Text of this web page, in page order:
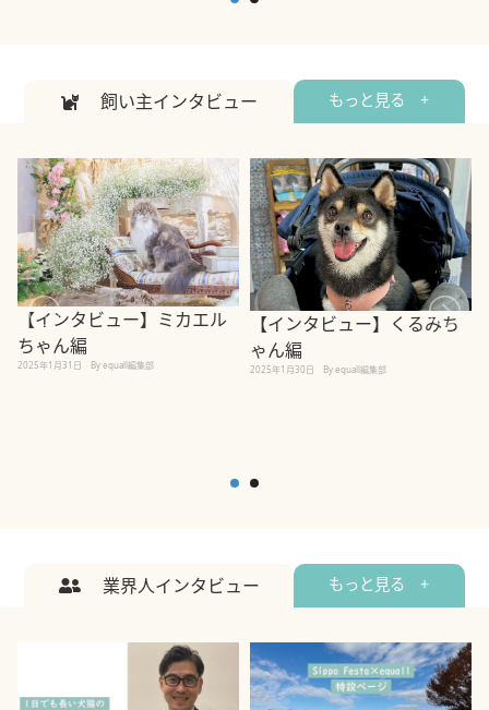
飼い主インタビュー もっと見る +
【インタビュー】ミカエル
ちゃん編
2025年1月31日 By equall編集部
【インタビュー】くるみち
ゃん編
2025年1月30日 By equall編集部
業界人インタビュー もっと見る +